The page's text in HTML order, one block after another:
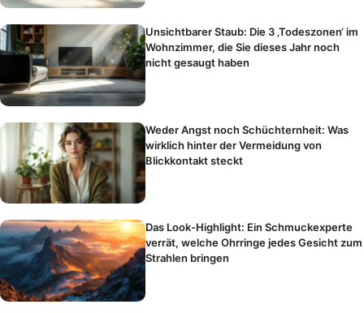
Unsichtbarer Staub: Die 3 ‚Todeszonen‘ im
Wohnzimmer, die Sie dieses Jahr noch
nicht gesaugt haben
Weder Angst noch Schüchternheit: Was
wirklich hinter der Vermeidung von
Blickkontakt steckt
Das Look-Highlight: Ein Schmuckexperte
verrät, welche Ohrringe jedes Gesicht zum
Strahlen bringen